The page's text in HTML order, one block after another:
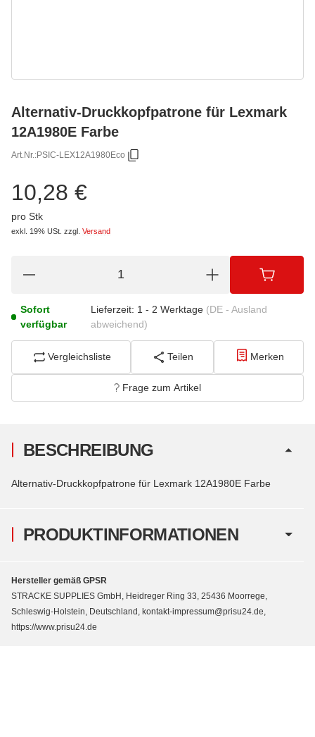
Alternativ-Druckkopfpatrone für Lexmark
12A1980E Farbe
Art.Nr.:PSIC-LEX12A1980Eco
10,28 €
pro Stk
exkl. 19% USt. zzgl. Versand
Sofort
verfügbar
Lieferzeit: 1 - 2 Werktage (DE - Ausland
abweichend)
Vergleichsliste Teilen Merken
Frage zum Artikel
PRODUKTINFORMATIONEN
BESCHREIBUNG
Alternativ-Druckkopfpatrone für Lexmark 12A1980E Farbe
Hersteller gemäß GPSR
STRACKE SUPPLIES GmbH, Heidreger Ring 33, 25436 Moorrege,
Schleswig-Holstein, Deutschland, kontakt-impressum@prisu24.de,
https://www.prisu24.de